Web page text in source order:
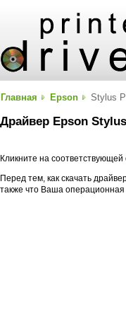
Главная Epson Stylus
Драйвер Epson
Кликните на
Перед тем, как скачать
также что Ваша